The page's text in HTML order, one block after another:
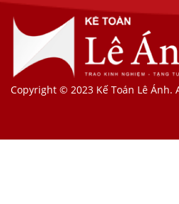
Copyright © 2023 Kế Toán Lê Ánh.